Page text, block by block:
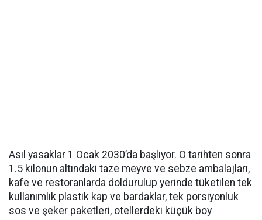
Asıl yasaklar 1 Ocak 2030’da başlıyor. O tarihten sonra
1.5 kilonun altındaki taze meyve ve sebze ambalajları,
kafe ve restoranlarda doldurulup yerinde tüketilen tek
kullanımlık plastik kap ve bardaklar, tek porsiyonluk
sos ve şeker paketleri, otellerdeki küçük boy